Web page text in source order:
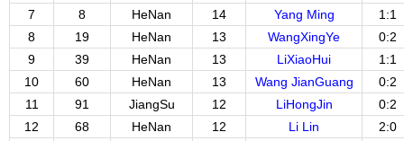
7
8 HeNan 14 Yang Ming
1:1
8
19 HeNan 13 WangXingYe
0:2
9
39 HeNan 13 LiXiaoHui
1:1
10
60 HeNan 13 Wang JianGuang
0:2
11
91 JiangSu 12 LiHongJin
0:2
12
68 HeNan 12 Li Lin
2:0